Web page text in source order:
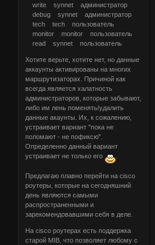
write synnet администратор
debug synnet администратор
tech tech пользователь
monitor monitor пользователь
read synnet пользователь
Хотите верьте, хотите нет, но данные
аккаунты активированы на многих
маршрутизаторах. Причиной как
всегда является халатность
администраторов, которые забывают,
либо им лень поменять/удалить
данные акаунты. Их, к сожалению,
устраивает вариант "пока не
поломают - не пофиксю".
Определенно данный вариант
устраивает не только его
Предлагаю плавно перейти на cisco
роутеры, которые на сегодняшний
день являются самыми
распространенными и
зарекомендовавшими себя в деле.
На cisco роутерах есть поддержка
старой MIB, что позволяет любому с